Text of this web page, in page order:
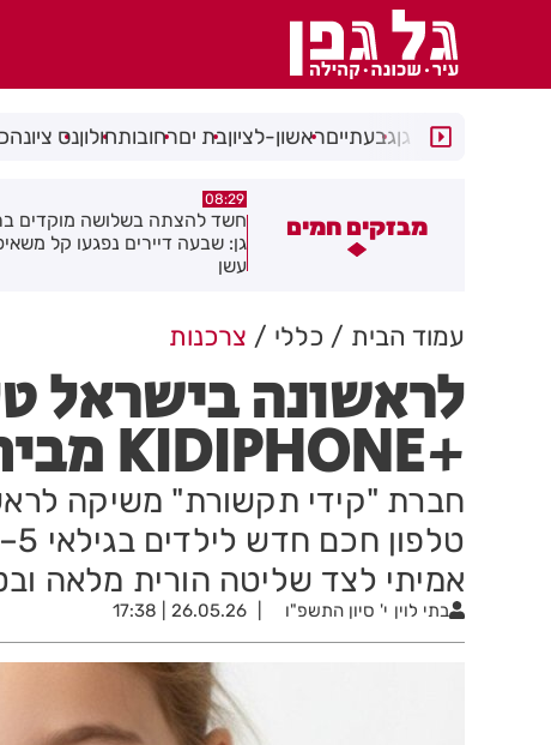
רמת גןגבעתייםראשון-לציוןבת יםרחובותחולוןנס ציונה
מבזקים חמים
חשד להצתה בשלושה מוקדים ברמת
גן: שבעה דיירים נפגעו קל משאיפת
05:43
הסוף לקורקינטים הציבוריים
עמוד הבית כללי צרכנות
לראשונה בישראל
+KIDIPHONE מבית "קידי תקשורת"
אמיתי לצד שליטה הורית מלאה
בתי לוין י' סיון התשפ"ו 26.05.26 | 17:38